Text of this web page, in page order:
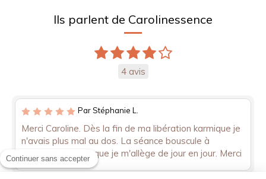
Ils parlent de Carolinessence
4 avis
Par Stéphanie L.
Merci Caroline. Dès la fin de ma libération karmique je
n'avais plus mal au dos. La séance bouscule à
l'intérieur, je sens que je m'allège de jour en jour. Merci
Continuer sans accepter